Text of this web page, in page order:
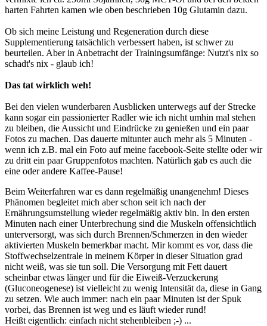
harten Fahrten kamen wie oben beschrieben 10g Glutamin dazu.
Ob sich meine Leistung und Regeneration durch diese
Supplementierung tatsächlich verbessert haben, ist schwer zu
beurteilen. Aber in Anbetracht der Trainingsumfänge: Nutzt's nix so
schadt's nix - glaub ich!
Das tat wirklich weh!
Bei den vielen wunderbaren Ausblicken unterwegs auf der Strecke
kann sogar ein passionierter Radler wie ich nicht umhin mal stehen
zu bleiben, die Aussicht und Eindrücke zu genießen und ein paar
Fotos zu machen. Das dauerte mitunter auch mehr als 5 Minuten -
wenn ich z.B. mal ein Foto auf meine facebook-Seite stellte oder wir
zu dritt ein paar Gruppenfotos machten. Natürlich gab es auch die
eine oder andere Kaffee-Pause!
Beim Weiterfahren war es dann regelmäßig unangenehm! Dieses
Phänomen begleitet mich aber schon seit ich nach der
Ernährungsumstellung wieder regelmäßig aktiv bin. In den ersten
Minuten nach einer Unterbrechung sind die Muskeln offensichtlich
unterversorgt, was sich durch Brennen/Schmerzen in den wieder
aktivierten Muskeln bemerkbar macht. Mir kommt es vor, dass die
Stoffwechselzentrale in meinem Körper in dieser Situation grad
nicht weiß, was sie tun soll. Die Versorgung mit Fett dauert
scheinbar etwas länger und für die Eiweiß-Verzuckerung
(Gluconeogenese) ist vielleicht zu wenig Intensität da, diese in Gang
zu setzen. Wie auch immer: nach ein paar Minuten ist der Spuk
vorbei, das Brennen ist weg und es läuft wieder rund!
Heißt eigentlich: einfach nicht stehenbleiben ;-) ...